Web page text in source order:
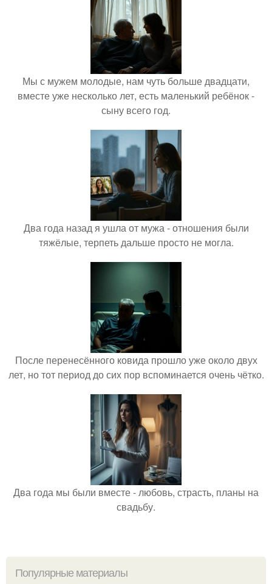
Мы с мужем молодые, нам чуть больше двадцати,
вместе уже несколько лет, есть маленький ребёнок -
сыну всего год.
Два года назад я ушла от мужа - отношения были
тяжёлые, терпеть дальше просто не могла.
После перенесённого ковида прошло уже около двух
лет, но тот период до сих пор вспоминается очень чётко.
Два года мы были вместе - любовь, страсть, планы на
свадьбу.
Популярные материалы